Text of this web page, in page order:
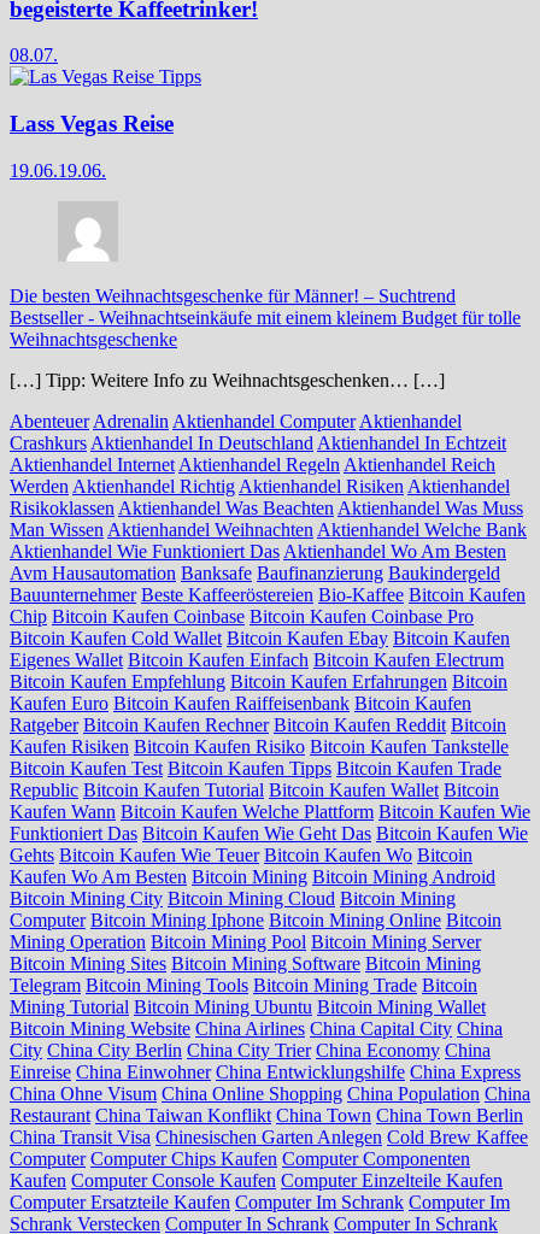
begeisterte Kaffeetrinker!
08.07.
Lass Vegas Reise
19.06.19.06.
Die besten Weihnachtsgeschenke für Männer! – Suchtrend
Bestseller- Weihnachtseinkäufe mit einem kleinem Budget für tolle
Weihnachtsgeschenke
[…] Tipp: Weitere Info zu Weihnachtsgeschenken… […]
Abenteuer Adrenalin Aktienhandel Computer Aktienhandel
Crashkurs Aktienhandel In Deutschland Aktienhandel In Echtzeit
Aktienhandel Internet Aktienhandel Regeln Aktienhandel Reich
Werden Aktienhandel Richtig Aktienhandel Risiken Aktienhandel
Risikoklassen Aktienhandel Was Beachten Aktienhandel Was Muss
Man Wissen Aktienhandel Weihnachten Aktienhandel Welche Bank
Aktienhandel Wie Funktioniert Das Aktienhandel Wo Am Besten
Avm Hausautomation Banksafe Baufinanzierung Baukindergeld
Bauunternehmer Beste Kaffeeröstereien Bio-Kaffee Bitcoin Kaufen
Chip Bitcoin Kaufen Coinbase Bitcoin Kaufen Coinbase Pro
Bitcoin Kaufen Cold Wallet Bitcoin Kaufen Ebay Bitcoin Kaufen
Eigenes Wallet Bitcoin Kaufen Einfach Bitcoin Kaufen Electrum
Bitcoin Kaufen Empfehlung Bitcoin Kaufen Erfahrungen Bitcoin
Kaufen Euro Bitcoin Kaufen Raiffeisenbank Bitcoin Kaufen
Ratgeber Bitcoin Kaufen Rechner Bitcoin Kaufen Reddit Bitcoin
Kaufen Risiken Bitcoin Kaufen Risiko Bitcoin Kaufen Tankstelle
Bitcoin Kaufen Test Bitcoin Kaufen Tipps Bitcoin Kaufen Trade
Republic Bitcoin Kaufen Tutorial Bitcoin Kaufen Wallet Bitcoin
Kaufen Wann Bitcoin Kaufen Welche Plattform Bitcoin Kaufen Wie
Funktioniert Das Bitcoin Kaufen Wie Geht Das Bitcoin Kaufen Wie
Gehts Bitcoin Kaufen Wie Teuer Bitcoin Kaufen Wo Bitcoin
Kaufen Wo Am Besten Bitcoin Mining Bitcoin Mining Android
Bitcoin Mining City Bitcoin Mining Cloud Bitcoin Mining
Computer Bitcoin Mining Iphone Bitcoin Mining Online Bitcoin
Mining Operation Bitcoin Mining Pool Bitcoin Mining Server
Bitcoin Mining Sites Bitcoin Mining Software Bitcoin Mining
Telegram Bitcoin Mining Tools Bitcoin Mining Trade Bitcoin
Mining Tutorial Bitcoin Mining Ubuntu Bitcoin Mining Wallet
Bitcoin Mining Website China Airlines China Capital City China
City China City Berlin China City Trier China Economy China
Einreise China Einwohner China Entwicklungshilfe China Express
China Ohne Visum China Online Shopping China Population China
Restaurant China Taiwan Konflikt China Town China Town Berlin
China Transit Visa Chinesischen Garten Anlegen Cold Brew Kaffee
Computer Computer Chips Kaufen Computer Componenten
Kaufen Computer Console Kaufen Computer Einzelteile Kaufen
Computer Ersatzteile Kaufen Computer Im Schrank Computer Im
Schrank Verstecken Computer In Schrank Computer In Schrank